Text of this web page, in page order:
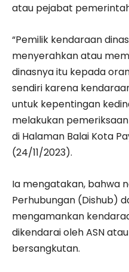
atau pejabat
“Pemilik kendaraan
menyerahkan atau
dinasnya itu kepada
sendiri karena
untuk kepentingan
melakukan
di Halaman Balai Kota
(24/11/2023).
Ia mengatakan, bahwa
Perhubungan (Dishub)
mengamankan
dikendarai oleh ASN
bersangkutan.